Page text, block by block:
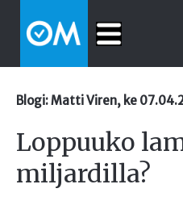
Blogi: Matti Viren, ke
Loppuuko
miljardilla?